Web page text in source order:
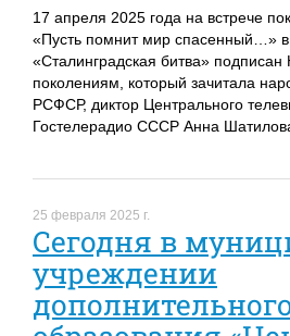
17 апреля 2025 года на встрече
«Пусть помнит мир спасенный…»
«Сталинградская битва»
поколениям, который зачитала
РСФСР, диктор Центрального
Гостелерадио СССР Анна
25 февраля 2025 г.
Сегодня в
учреждении